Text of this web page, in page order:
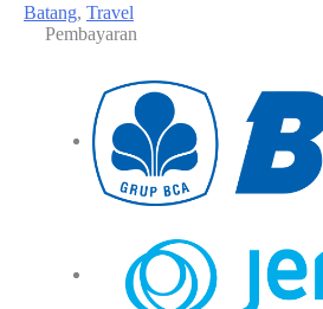
Batang, Travel
Pembayaran